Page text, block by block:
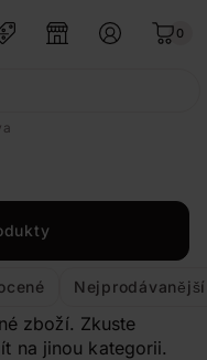
0
Nejprodávanější
zboží. Zkuste
na jinou kategorii.